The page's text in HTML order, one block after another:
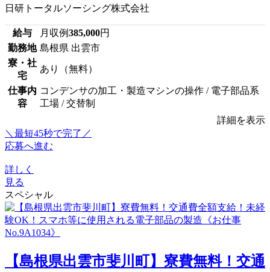
日研トータルソーシング株式会社
給与 月収例385,000円
勤務地 島根県 出雲市
寮・社
宅
あり（無料）
仕事内
容
コンデンサの加工・製造マシンの操作 / 電子部品系
工場 / 交替制
詳細を表示
＼最短45秒で完了／
応募へ進む
詳しく
見る
スペシャル
【島根県出雲市斐川町】寮費無料！交通